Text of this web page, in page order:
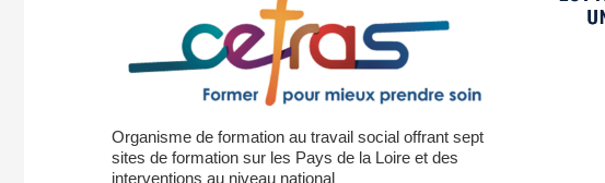
Organisme de formation au travail social offrant sept
sites de formation sur les Pays de la Loire et des
interventions au niveau national